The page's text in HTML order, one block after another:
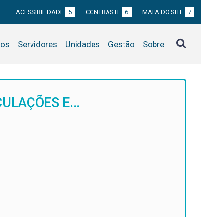
ACESSIBILIDADE 5 CONTRASTE 6 MAPA DO SITE 7
Servidores Unidades Gestão Sobre
E...